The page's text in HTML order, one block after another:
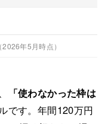
年5月時点）
「使わなかった枠は
です。年間120万円